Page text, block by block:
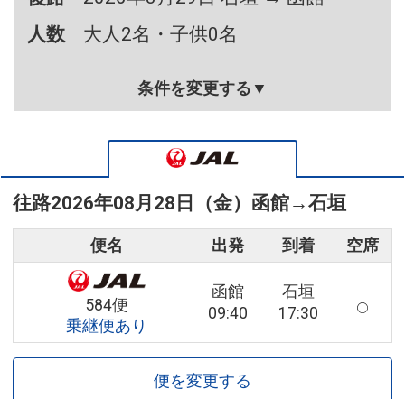
人数
大人2名・子供0名
条件を変更する▼
往路2026年08月28日（金） 函館→石垣
便名 出発 到着 空席
584便
乗継便あり
函館
09:40
石垣
17:30
便を変更する